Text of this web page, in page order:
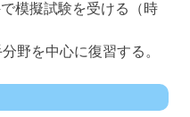
模擬試験を受ける（時
野を中心に復習する。